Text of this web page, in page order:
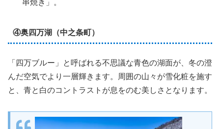
串焼き」。
④奥四万湖（中之条町）
「四万ブルー」と呼ばれる不思議な青色の湖面が、冬の澄
んだ空気でより一層輝きます。周囲の山々が雪化粧を施す
と、青と白のコントラストが息をのむ美しさとなります。